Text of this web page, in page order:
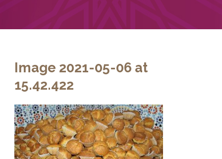
Image 2021-05-06 at
15.42.422